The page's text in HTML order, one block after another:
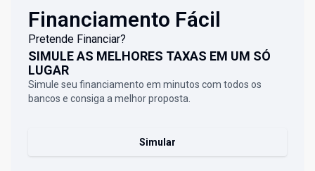
Financiamento Fácil
Pretende Financiar?
SIMULE AS MELHORES TAXAS EM UM SÓ
LUGAR
Simule seu financiamento em minutos com todos os
bancos e consiga a melhor proposta.
Simular